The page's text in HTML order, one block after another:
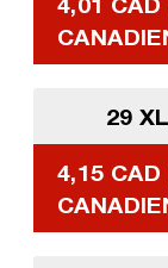
29
4,15 CAD